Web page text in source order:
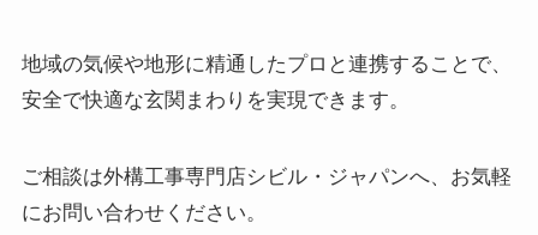
地域の気候や地形に精通したプロと連携することで、
安全で快適な玄関まわりを実現できます。
ご相談は外構工事専門店シビル・ジャパンへ、お気軽
にお問い合わせください。